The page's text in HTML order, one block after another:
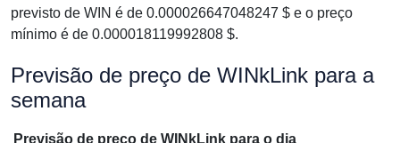
previsto de WIN é de 0.000026647048247 $ e o preço
mínimo é de 0.000018119992808 $.
Previsão de preço de WINkLink para a
semana
Previsão de preço de WINkLink para o dia